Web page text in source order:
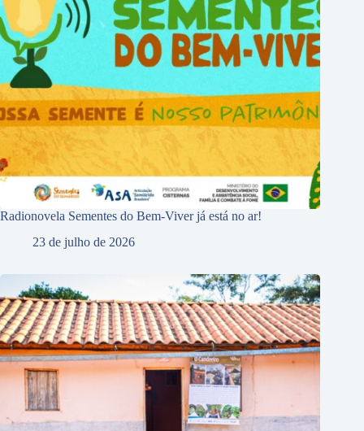
Radionovela Sementes do Bem-Viver já está no ar!
23 de julho de 2026